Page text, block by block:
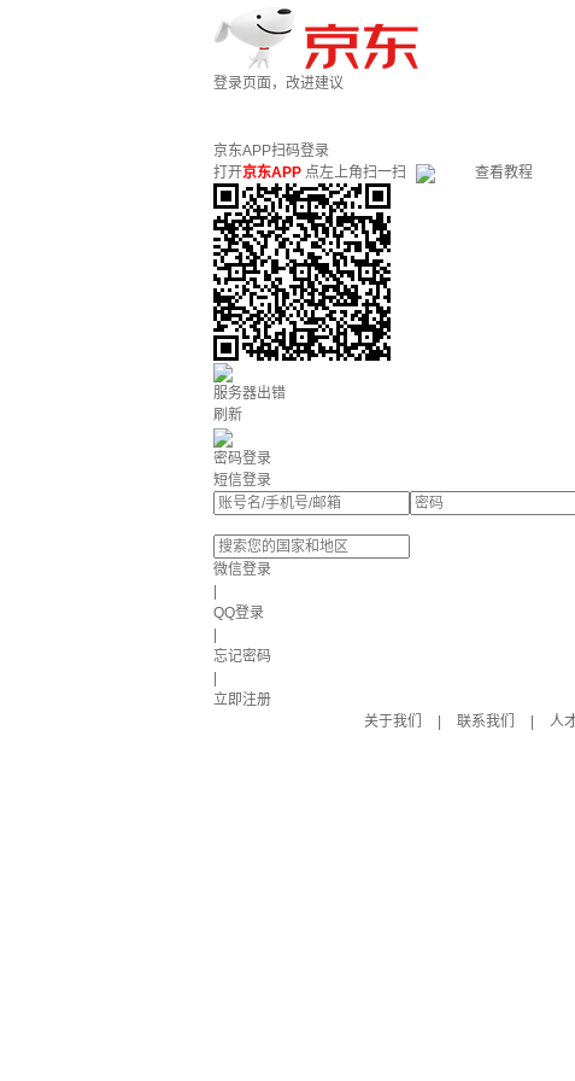
登录页面，改进建议
京东APP扫码登录
打开京东APP 点左上角扫一扫 查看教程
服务器出错
刷新
密码登录
短信登录
微信登录
QQ登录
忘记密码
立即注册
关于我们
联系我们 人